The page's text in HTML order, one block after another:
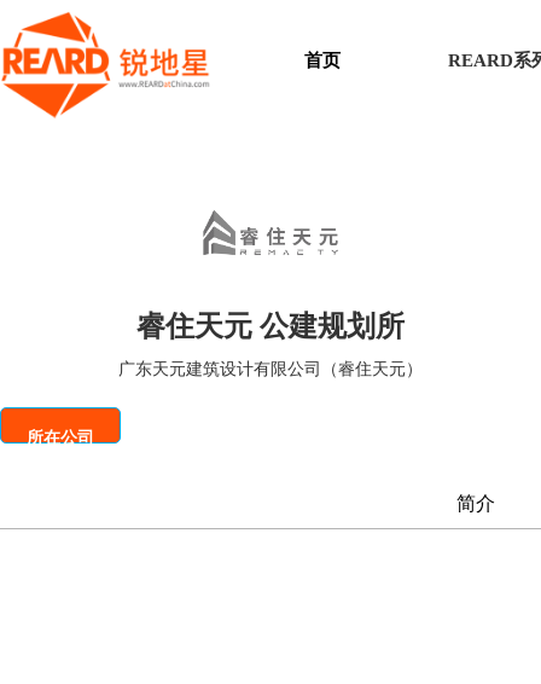
首页 REARD系
睿住天元 公建规划所
广东天元建筑设计有限公司（睿住天元）
所在公司
简介